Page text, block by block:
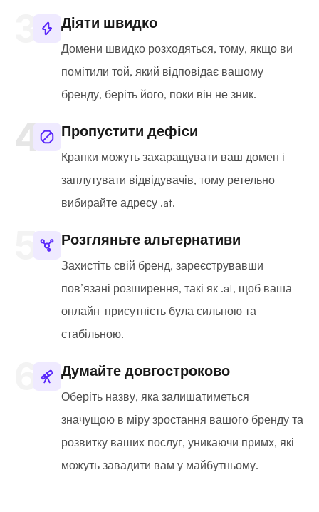
Діяти швидко
Домени швидко розходяться, тому, якщо ви
помітили той, який відповідає вашому
бренду, беріть його, поки він не зник.
Пропустити дефіси
Крапки можуть захаращувати ваш домен і
заплутувати відвідувачів, тому ретельно
вибирайте адресу .at.
Розгляньте альтернативи
Захистіть свій бренд, зареєструвавши
пов’язані розширення, такі як .at, щоб ваша
онлайн-присутність була сильною та
стабільною.
Думайте довгостроково
Оберіть назву, яка залишатиметься
значущою в міру зростання вашого бренду та
розвитку ваших послуг, уникаючи примх, які
можуть завадити вам у майбутньому.